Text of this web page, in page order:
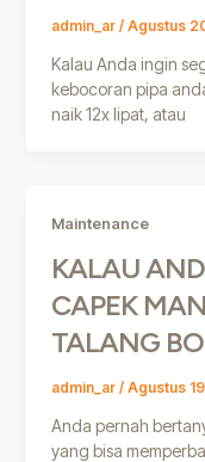
admin_ar / Agustus
Kalau Anda ingin
kebocoran pipa
naik 12x lipat, atau
Maintenance
KALAU
CAPEK
TALANG
admin_ar / Agustus
Anda pernah
yang bisa